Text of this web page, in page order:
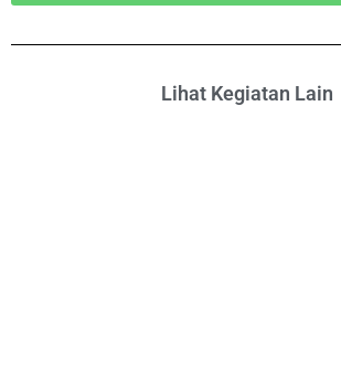
Lihat Kegiatan Lain